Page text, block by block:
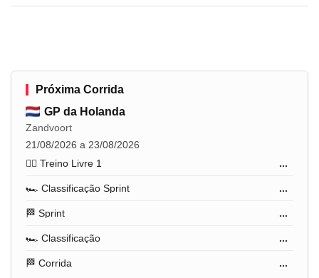
Próxima Corrida
GP da Holanda
Zandvoort
21/08/2026 a 23/08/2026
🏋️‍♂️ Treino Livre 1
...
🏎️ Classificação Sprint ...
🏁 Sprint ...
🏎️ Classificação ...
🏁 Corrida ...